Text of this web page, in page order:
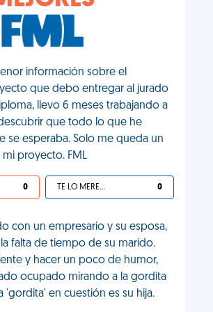
información sobre el
que debo entregar al jurado
llevo 6 meses trabajando a
que todo lo que he
se esperaba. Solo me queda un
proyecto. FML
0 TE LO MERECES 0
con un empresario y su esposa,
falta de tiempo de su marido.
y hacer un poco de humor,
ocupado mirando a la gordita
'gordita' en cuestión es su hija.